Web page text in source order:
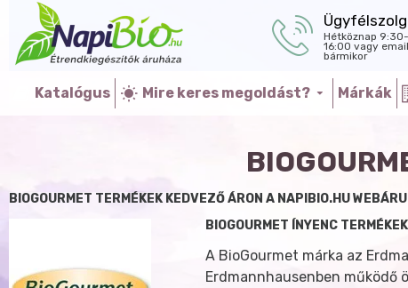
Hétköznap 9:30-
16:00 vagy email
bármikor
Katalógus Mire keres megoldást? Márkák
BIOGOURMET TERMÉKEK KEDVEZŐ ÁRON A NAPIBIO.HU
BIOGOURMET ÍNYENC TERMÉKEK
A BioGourmet márka az
Erdmannhausenben működő